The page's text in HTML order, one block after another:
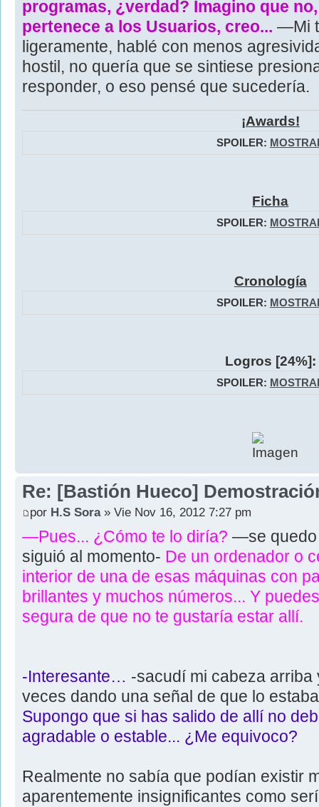
programas, ¿verdad? Imagino que
pertenece a los Usuarios, creo... —Mi
ligeramente, hablé con menos
hostil, no quería que se sintiese
responder, o eso pensé que sucedería.
¡Awards!
SPOILER:
Ficha
SPOILER:
Cronología
SPOILER:
Logros [24%]:
SPOILER:
Re: [Bastión Hueco]
por H.S Sora» Vie Nov 16, 2012 7:27 pm
—Pues... ¿Cómo te lo diría? —se quedo
siguió al momento- De un ordenador o
interior de una de esas máquinas con
brillantes y muchos números... Y
segura de que no te gustaría estar allí.
-Interesante… -sacudí mi cabeza
veces dando una señal de que lo
Supongo que si has salido de allí no
agradable o estable... ¿Me equivoco?
Realmente no sabía que podían existir
aparentemente insignificantes como